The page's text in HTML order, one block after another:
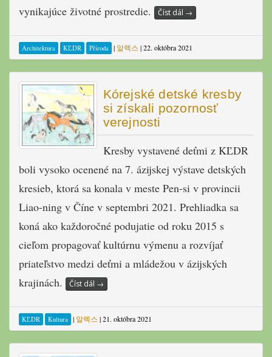
vynikajúce životné prostredie.
Číst dál →
Architektura KĽDR Příroda | 알렉스 |22. októbra 2021
Kórejské detské kresby
si získali pozornosť
verejnosti
Kresby vystavené deťmi z KĽDR
boli vysoko ocenené na 7. ázijskej výstave detských
kresieb, ktorá sa konala v meste Pen-si v provincii
Liao-ning v Číne v septembri 2021. Prehliadka sa
koná ako každoročné podujatie od roku 2015 s
cieľom propagovať kultúrnu výmenu a rozvíjať
priateľstvo medzi deťmi a mládežou v ázijských
krajinách.
Číst dál →
KĽDR Kultura | 알렉스 |21. októbra 2021